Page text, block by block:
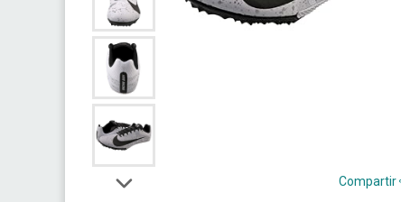
Compartir